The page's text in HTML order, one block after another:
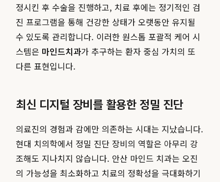
정시킨 후 수술을 진행하고, 치료 후에는 정기적인 검
진 프로그램을 통해 건강한 상태가 오랫동안 유지될
수 있도록 관리합니다. 이러한 원스톱 포괄적 케어 시
스템은 마인드치과가 추구하는 환자 중심 가치의 또
다른 표현입니다.
최신 디지털 장비를 활용한 정밀 진단
의료진의 경험과 감에만 의존하는 시대는 지났습니다.
현대 치의학에서 정밀 진단 장비의 역할은 아무리 강
조해도 지나치지 않습니다. 안산 마인드 치과는 오진
의 가능성을 최소화하고 치료의 정확성을 극대화하기